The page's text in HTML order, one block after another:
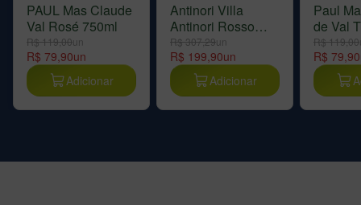
PAUL Mas Claude
Val Rosé 750ml
R$ 119,00un
R$ 79,90un
Adicionar
Antinori Villa
Antinori Rosso
750ml
R$ 307,29un
R$ 199,90un
Adicionar
Paul
de Val
R$ 119,00
R$ 79,90